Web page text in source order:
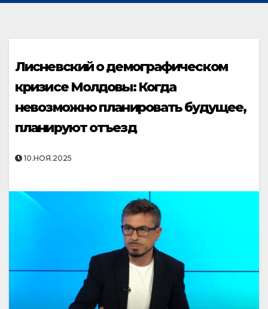
Лисневский о демографическом
кризисе Молдовы: Когда
невозможно планировать будущее,
планируют отъезд
10.НОЯ.2025